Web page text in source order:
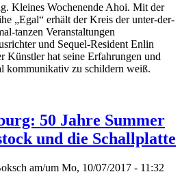
Kleines Wochenende Ahoi. Mit der
„Egal“ erhält der Kreis der unter-der-
tanzen Veranstaltungen
und Sequel-Resident Enlin
Künstler hat seine Erfahrungen und
kommunikativ zu schildern weiß.
50 Jahre Summer
und die Schallplatte
am/um Mo, 10/07/2017 - 11:32